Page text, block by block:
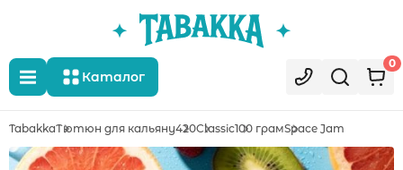
Каталог
0
TabakkaТютюн для кальяну420Classic100 грамSpace Jam